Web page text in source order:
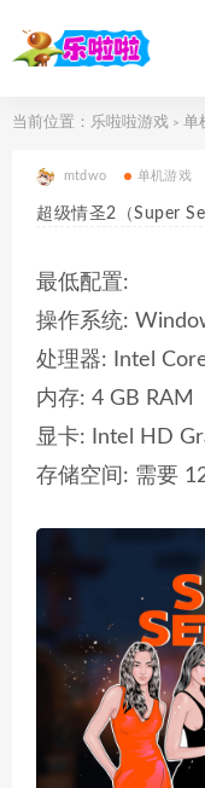
当前位置： 乐啦啦游戏 > 单
mtdwo 单机游戏
超级情圣2（Super
最低配置:
操作系统:
处理器: Intel
内存: 4 GB RAM
显卡: Intel HD
存储空间: 需要